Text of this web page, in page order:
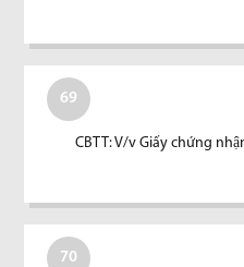
69
CBTT: V/v Giấy chứng
70